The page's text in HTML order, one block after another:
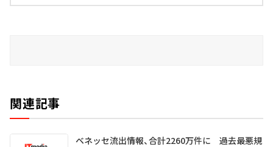
関連記事
ベネッセ流出情報、合計2260万件に 過去最悪規